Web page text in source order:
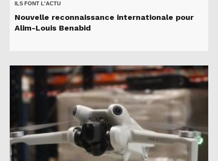
ILS FONT L'ACTU
Nouvelle reconnaissance internationale pour
Alim-Louis Benabid